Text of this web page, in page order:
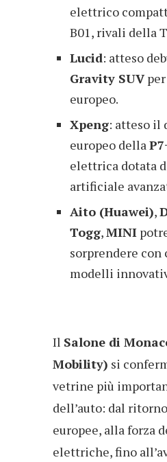
elettrico
B01, rivali della
Lucid: atteso
Gravity SUVper
europeo.
Xpeng: atteso il
europeo della
elettrica dotata
artificiale
Aito (Huawei),
Togg,MINI
sorprendere con
modelli
Il Salone di
Mobility) si
vetrine più
dell’auto: dal
europee, alla forza
elettriche, fino